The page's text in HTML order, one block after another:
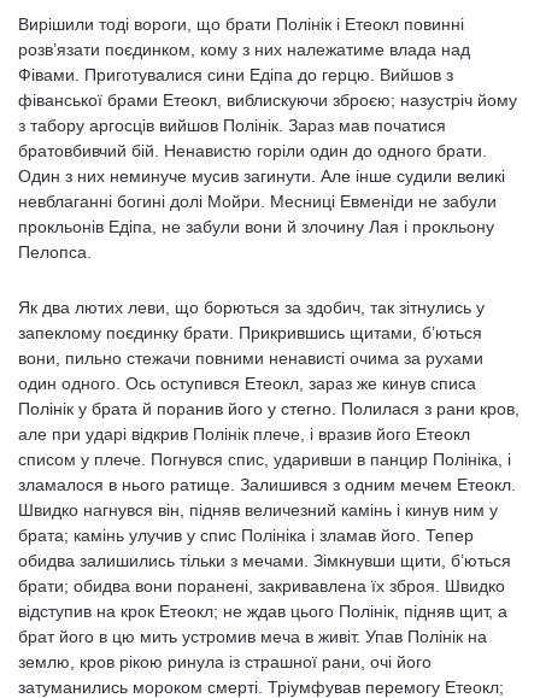
Вирішили тоді вороги, що брати Полінік і Етеокл повинні
розв’язати поєдинком, кому з них належатиме влада над
Фівами. Приготувалися сини Едіпа до герцю. Вийшов з
фіванської брами Етеокл, виблискуючи зброєю; назустріч йому
з табору аргосців вийшов Полінік. Зараз мав початися
братовбивчий бій. Ненавистю горіли один до одного брати.
Один з них неминуче мусив загинути. Але інше судили великі
невблаганні богині долі Мойри. Месниці Евменіди не забули
прокльонів Едіпа, не забули вони й злочину Лая і прокльону
Пелопса.
Як два лютих леви, що борються за здобич, так зітнулись у
запеклому поєдинку брати. Прикрившись щитами, б’ються
вони, пильно стежачи повними ненависті очима за рухами
один одного. Ось оступився Етеокл, зараз же кинув списа
Полінік у брата й поранив його у стегно. Полилася з рани кров,
але при ударі відкрив Полінік плече, і вразив його Етеокл
списом у плече. Погнувся спис, ударивши в панцир Полініка, і
зламалося в нього ратище. Залишився з одним мечем Етеокл.
Швидко нагнувся він, підняв величезний камінь і кинув ним у
брата; камінь улучив у спис Полініка і зламав його. Тепер
обидва залишились тільки з мечами. Зімкнувши щити, б’ються
брати; обидва вони поранені, закривавлена їх зброя. Швидко
відступив на крок Етеокл; не ждав цього Полінік, підняв щит, а
брат його в цю мить устромив меча в живіт. Упав Полінік на
землю, кров рікою ринула із страшної рани, очі його
затуманились мороком смерті. Тріумфував перемогу Етеокл;